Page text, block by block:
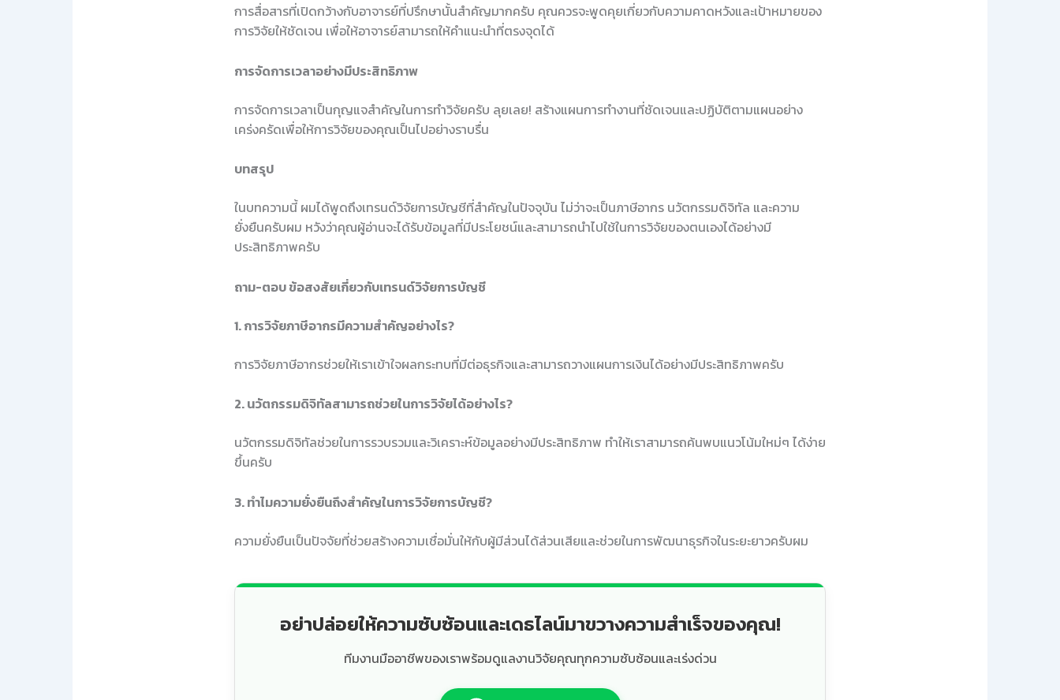
การสื่อสารที่เปิดกว้างกับอาจารย์ที่ปรึกษานั้นสำคัญมากครับ คุณควรจะพูดคุยเกี่ยวกับความคาดหวังและเป้าหมายของ
การวิจัยให้ชัดเจน เพื่อให้อาจารย์สามารถให้คำแนะนำที่ตรงจุดได้
การจัดการเวลาอย่างมีประสิทธิภาพ
การจัดการเวลาเป็นกุญแจสำคัญในการทำวิจัยครับ ลุยเลย! สร้างแผนการทำงานที่ชัดเจนและปฏิบัติตามแผนอย่าง
เคร่งครัดเพื่อให้การวิจัยของคุณเป็นไปอย่างราบรื่น
บทสรุป
ในบทความนี้ ผมได้พูดถึงเทรนด์วิจัยการบัญชีที่สำคัญในปัจจุบัน ไม่ว่าจะเป็นภาษีอากร นวัตกรรมดิจิทัล และความ
ยั่งยืนครับผม หวังว่าคุณผู้อ่านจะได้รับข้อมูลที่มีประโยชน์และสามารถนำไปใช้ในการวิจัยของตนเองได้อย่างมี
ประสิทธิภาพครับ
ถาม-ตอบ ข้อสงสัยเกี่ยวกับเทรนด์วิจัยการบัญชี
1. การวิจัยภาษีอากรมีความสำคัญอย่างไร?
การวิจัยภาษีอากรช่วยให้เราเข้าใจผลกระทบที่มีต่อธุรกิจและสามารถวางแผนการเงินได้อย่างมีประสิทธิภาพครับ
2. นวัตกรรมดิจิทัลสามารถช่วยในการวิจัยได้อย่างไร?
นวัตกรรมดิจิทัลช่วยในการรวบรวมและวิเคราะห์ข้อมูลอย่างมีประสิทธิภาพ ทำให้เราสามารถค้นพบแนวโน้มใหม่ๆ ได้ง่าย
ขึ้นครับ
3. ทำไมความยั่งยืนถึงสำคัญในการวิจัยการบัญชี?
ความยั่งยืนเป็นปัจจัยที่ช่วยสร้างความเชื่อมั่นให้กับผู้มีส่วนได้ส่วนเสียและช่วยในการพัฒนาธุรกิจในระยะยาวครับผม
อย่าปล่อยให้ความซับซ้อนและเดธไลน์มาขวางความสำเร็จของคุณ!
ทีมงานมืออาชีพของเราพร้อมดูแลงานวิจัยคุณทุกความซับซ้อนและเร่งด่วน